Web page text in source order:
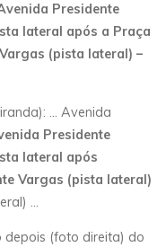
Presidente
lateral após a Praça
(pista lateral) –
… Avenida
Presidente
lateral após
Vargas (pista lateral)
…
depois (foto direita) do